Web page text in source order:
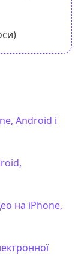
Android і
на iPhone,